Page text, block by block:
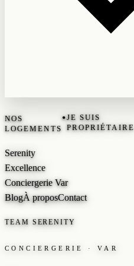
NOS
LOGEMENTS
•JE SUIS
PROPRIÉTAIRE
Serenity
Excellence
Conciergerie Var
BlogÀ proposContact
TEAM SERENITY
CONCIERGERIE · VAR